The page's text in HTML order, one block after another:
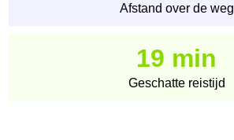
Afstand over de weg
19 min
Geschatte reistijd